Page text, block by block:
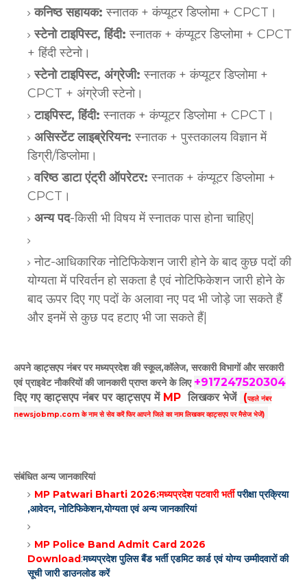
कनिष्ठ सहायक: स्नातक + कंप्यूटर डिप्लोमा + CPCT।
स्टेनो टाइपिस्ट, हिंदी: स्नातक + कंप्यूटर डिप्लोमा + CPCT
+ हिंदी स्टेनो।
स्टेनो टाइपिस्ट, अंग्रेजी: स्नातक + कंप्यूटर डिप्लोमा +
CPCT + अंग्रेजी स्टेनो।
टाइपिस्ट, हिंदी: स्नातक + कंप्यूटर डिप्लोमा + CPCT।
असिस्टेंट लाइब्रेरियन: स्नातक + पुस्तकालय विज्ञान में
डिग्री/डिप्लोमा।
वरिष्ठ डाटा एंट्री ऑपरेटर: स्नातक + कंप्यूटर डिप्लोमा +
CPCT।
अन्य पद-किसी भी विषय में स्नातक पास होना चाहिए|
नोट-आधिकारिक नोटिफिकेशन जारी होने के बाद कुछ पदों की
योग्यता में परिवर्तन हो सकता है एवं नोटिफिकेशन जारी होने के
बाद ऊपर दिए गए पदों के अलावा नए पद भी जोड़े जा सकते हैं
और इनमें से कुछ पद हटाए भी जा सकते हैं|
अपने व्हाट्सएप नंबर पर मध्यप्रदेश की स्कूल,कॉलेज, सरकारी विभागों और सरकारी
एवं प्राइवेट नौकरियों की जानकारी प्राप्त करने के लिए +917247520304
दिए गएव्हाट्सएपनंबर पर व्हाट्सएप में MP लिखकर भेजें (पहले नंबर
newsjobmp.com के नाम से सेव करें फिर आपनेजिले का नाम लिखकर व्हाट्सएप पर मैसेज भेजें)
संबंधित अन्य जानकारियां
MP Patwari Bharti 2026:मध्यप्रदेश पटवारी भर्तीपरीक्षा प्रक्रिया
,आवेदन, नोटिफिकेशन,योग्यता एवं अन्य जानकारियां
MP Police Band Admit Card 2026
Download:मध्यप्रदेश पुलिस बैंड भर्ती एडमिट कार्ड एवं योग्य उम्मीदवारों की
सूची जारी डाउनलोड करें